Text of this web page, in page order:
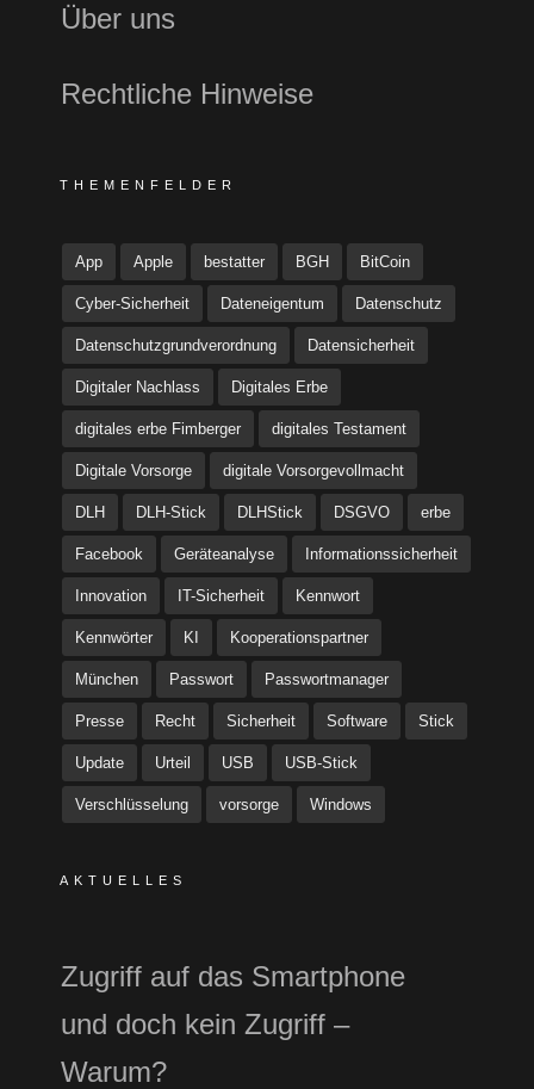
Über uns
Rechtliche Hinweise
THEMENFELDER
App Apple bestatter BGH BitCoin
Cyber-Sicherheit Dateneigentum Datenschutz
Datenschutzgrundverordnung Datensicherheit
Digitaler Nachlass Digitales Erbe
digitales erbe Fimberger digitales Testament
Digitale Vorsorge digitale Vorsorgevollmacht
DLH DLH-Stick DLHStick DSGVO erbe
Facebook Geräteanalyse Informationssicherheit
Innovation IT-Sicherheit Kennwort
Kennwörter KI Kooperationspartner
München Passwort Passwortmanager
Presse Recht Sicherheit Software Stick
Update Urteil USB USB-Stick
Verschlüsselung vorsorge Windows
AKTUELLES
Zugriff auf das Smartphone
und doch kein Zugriff –
Warum?